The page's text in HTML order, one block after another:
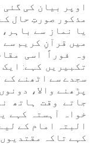
اوپر بیان کی
مذکور صورتِ حال
یا نماز سے
میں قرآنِ کریم سے
وہ فوراً اسی
تکبیریں کہے:
سجدے سے اٹھنے کے
پڑھنے والا،
جاتے وقت ہاتھ
خواہ آہستہ کہے
البتہ امام کے
کہے تاکہ مقتدیوں